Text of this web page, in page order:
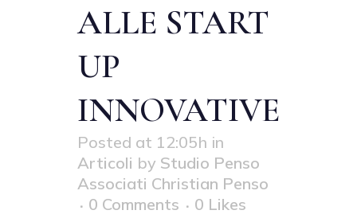
ALLE START
UP
INNOVATIVE
Posted at 12:05h in
Articoli by Studio Penso
Associati Christian Penso
0 Comments
0 Likes